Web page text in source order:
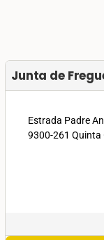
Junta de
Estrada Padre
9300-261 Quinta